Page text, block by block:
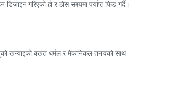
गरिएको हो र ठोस समयमा पर्याप्त फिड गर्दै।
खन्याइको बखत थर्मल र मेकानिकल तनावको साथ